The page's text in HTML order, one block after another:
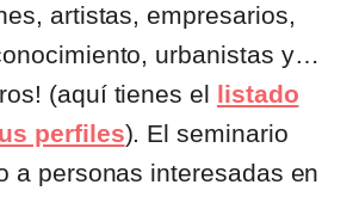
artistas, empresarios,
urbanistas y…
(aquí tienes el listado
perfiles). El seminario
a personas interesadas en